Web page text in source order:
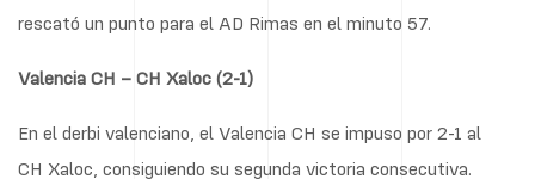
rescató un punto para el AD Rimas en el minuto 57.
Valencia CH – CH Xaloc (2-1)
En el derbi valenciano, el Valencia CH se impuso por 2-1 al
CH Xaloc, consiguiendo su segunda victoria consecutiva.